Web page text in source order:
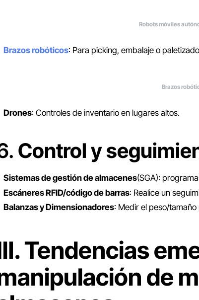
Robots móviles
Brazos robóticos: Para picking, embalaje o
Brazos
Drones: Controles de inventario en lugares altos.
Control y
Sistemas de gestión de almacenes(SGA):
Escáneres RFID/código de barras: Realice un
Balanzas y Dimensionadores: Medir el peso/tamaño
Tendencias
de